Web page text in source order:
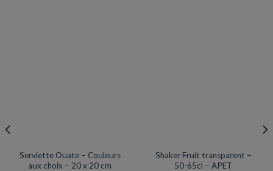
Serviette Ouate – Couleurs
aux choix – 20 x 20 cm
Prix en baisse
Shaker Fruit transparent –
50-65cl – APET